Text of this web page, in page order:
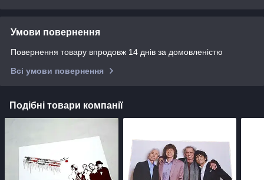
Умови повернення
Повернення товару впродовж 14 днів за домовленістю
Всі умови повернення
Подібні товари компанії